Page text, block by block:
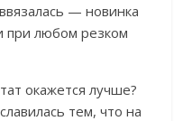
— новинка
при любом резком
окажется лучше?
тем, что на